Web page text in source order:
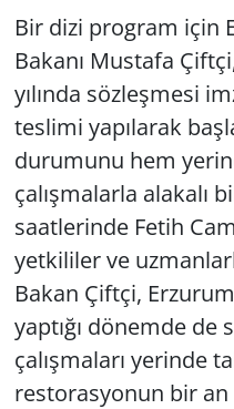
Bir dizi program için
Bakanı Mustafa
yılında sözleşmesi
teslimi yapılarak
durumunu hem
çalışmalarla alakalı
saatlerinde Fetih
yetkililer ve
Bakan Çiftçi,
yaptığı dönemde de
çalışmaları yerinde
restorasyonun bir